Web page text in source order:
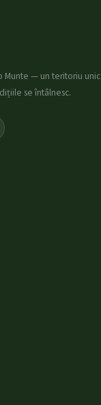
Munte — un teritoriu unic
se întâlnesc.